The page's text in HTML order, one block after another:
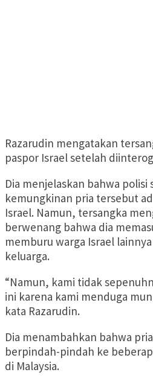
Razarudin mengatakan
paspor Israel setelah
Dia menjelaskan bahwa
kemungkinan pria tersebut
Israel. Namun, tersangka
berwenang bahwa dia
memburu warga Israel
keluarga.
“Namun, kami tidak
ini karena kami menduga
kata Razarudin.
Dia menambahkan bahwa
berpindah-pindah ke
di Malaysia.